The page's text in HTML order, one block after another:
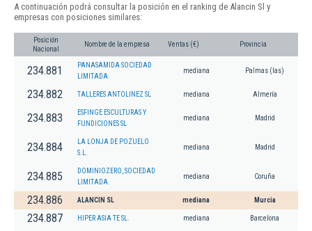
A continuación podrá consultar la posición en el ranking de Alancin Sl y
empresas con posiciones similares:
Posición
Nacional
Nombre de la empresa Ventas (€) Provincia
234.881
PANASAMIDA SOCIEDAD
LIMITADA.
mediana Palmas (las)
234.882 TALLERES ANTOLINEZ SL mediana Almería
234.883
ESFINGE ESCULTURAS Y
FUNDICIONES SL
mediana Madrid
234.884
LA LONJA DE POZUELO
S.L.
mediana Madrid
234.885
DOMINIOZERO, SOCIEDAD
LIMITADA.
mediana Coruña
234.886 ALANCIN SL mediana Murcia
234.887 HIPER ASIA TE SL. mediana Barcelona